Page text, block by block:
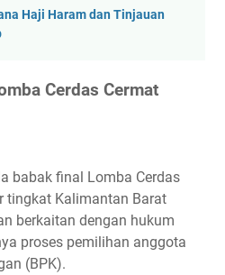
Haji Haram dan Tinjauan
Cerdas Cermat
babak final Lomba Cerdas
tingkat Kalimantan Barat
berkaitan dengan hukum
proses pemilihan anggota
(BPK).